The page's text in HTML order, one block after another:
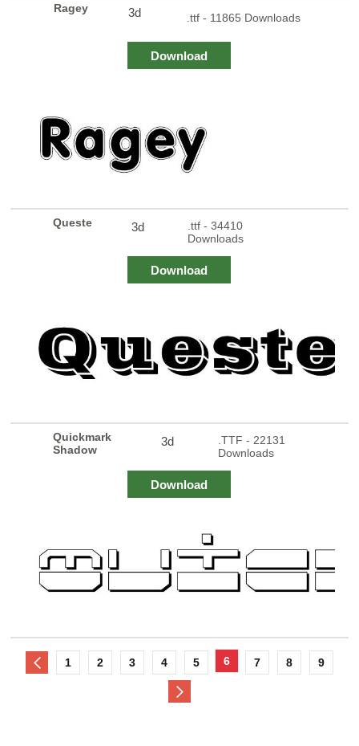
Ragey 3d .ttf - 11865 Downloads
Download
Queste 3d
.ttf - 34410
Downloads
Download
Quickmark
Shadow
3d
.TTF - 22131
Downloads
Download
1 2 3 4 5 6 7 8 9